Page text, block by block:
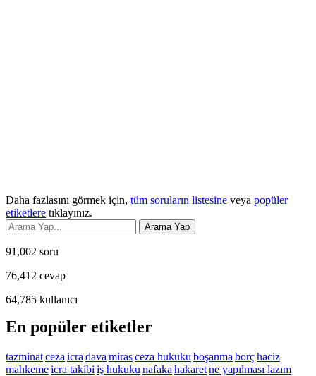
Daha fazlasını görmek için, tüm soruların listesine veya popüler
etiketlere tıklayınız.
91,002 soru
76,412 cevap
64,785 kullanıcı
En popüler etiketler
tazminatceza icra dava mirasceza hukuku boşanma borçhaciz
mahkemeicra takibi iş hukuku nafaka hakaretne yapılması lazım